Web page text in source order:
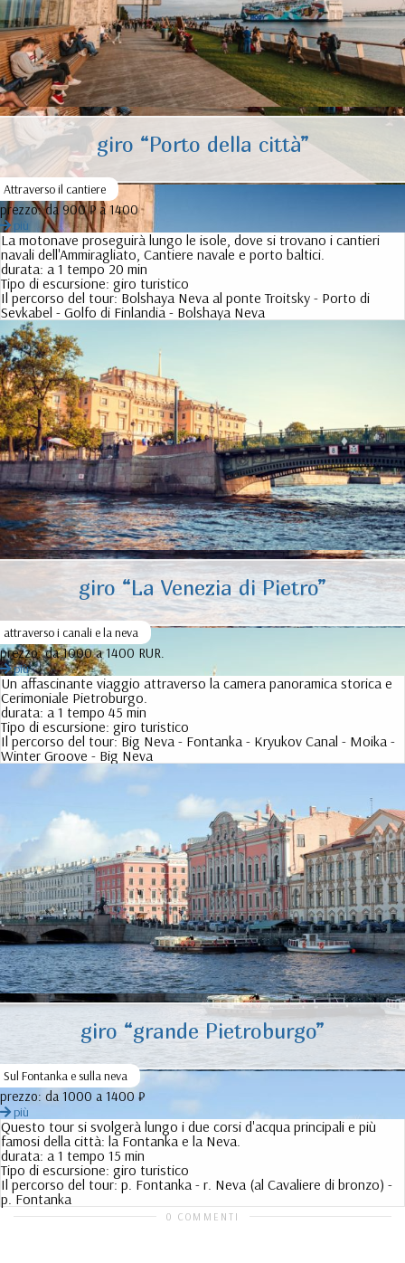
giro “Porto della città”
Attraverso il cantiere
prezzo:da 900 ₽ a 1400
più
La motonave proseguirà lungo le isole, dove si trovano i cantieri
navali dell'Ammiragliato, Cantiere navale e porto baltici.
durata: a 1 tempo 20 min
Tipo di escursione: giro turistico
Il percorso del tour:Bolshaya Neva al ponte Troitsky - Porto di
Sevkabel - Golfo di Finlandia - Bolshaya Neva
giro “La Venezia di Pietro”
attraverso i canali e la neva
prezzo:da 1000 a 1400 RUR.
più
Un affascinante viaggio attraverso la camera panoramica storica e
Cerimoniale Pietroburgo.
durata: a 1 tempo 45 min
Tipo di escursione: giro turistico
Il percorso del tour:Big Neva - Fontanka - Kryukov Canal - Moika -
Winter Groove - Big Neva
giro “grande Pietroburgo”
Sul Fontanka e sulla neva
prezzo: da 1000 a 1400 ₽
più
Questo tour si svolgerà lungo i due corsi d'acqua principali e più
famosi della città: la Fontanka e la Neva.
durata: a 1 tempo 15 min
Tipo di escursione: giro turistico
Il percorso del tour:p. Fontanka - r. Neva (al Cavaliere di bronzo) -
p. Fontanka
0 COMMENTI